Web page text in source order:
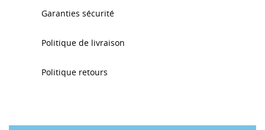
Garanties sécurité
Politique de livraison
Politique retours